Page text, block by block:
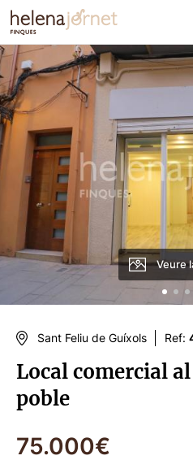
Veure
Sant Feliu de Guíxols Ref:
Local comercial
poble
75.000€